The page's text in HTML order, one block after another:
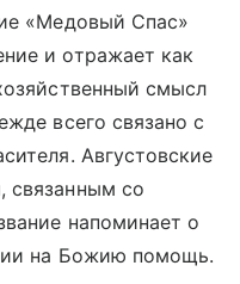
«Медовый Спас»
и отражает как
смысл
всего связано с
Августовские
связанным со
напоминает о
на Божию помощь.